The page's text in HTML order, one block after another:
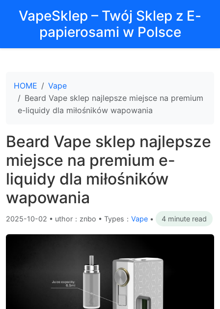
VapeSklep – Twój Sklep z E-
papierosami w Polsce
HOME
Vape
Beard Vape sklep najlepsze miejsce na premium
e-liquidy dla miłośników wapowania
Beard Vape sklep najlepsze
miejsce na premium e-
liquidy dla miłośników
wapowania
2025-10-02 • uthor：znbo • Types： Vape • 4 minute read